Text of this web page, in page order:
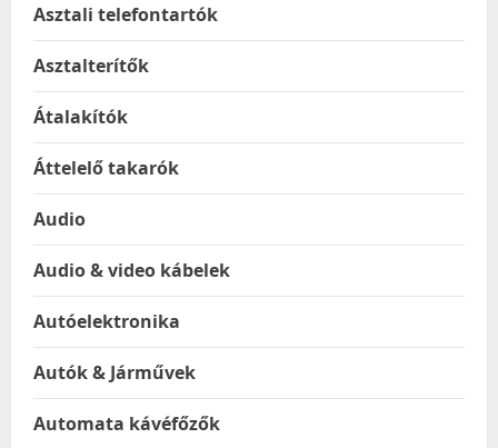
Asztali telefontartók
Asztalterítők
Átalakítók
Áttelelő takarók
Audio
Audio & video kábelek
Autóelektronika
Autók & Járművek
Automata kávéfőzők